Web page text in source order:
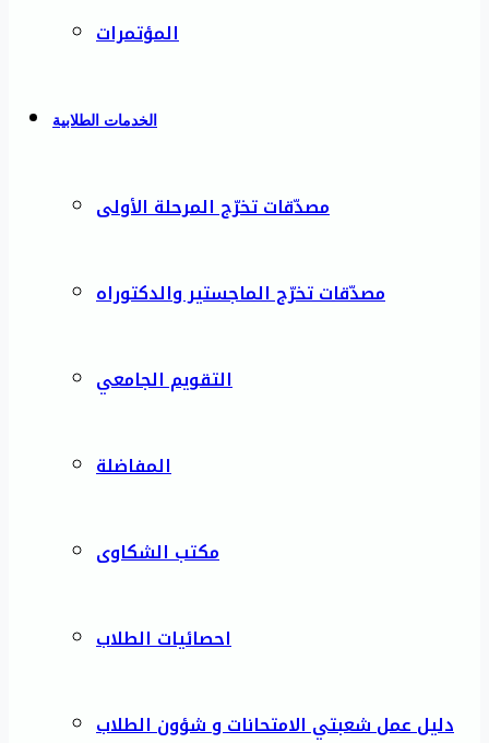
المؤتمرات
الخدمات الطلابية
مصدّقات تخرّج المرحلة الأولى
مصدّقات تخرّج الماجستير والدكتوراه
التقويم الجامعي
المفاضلة
مكتب الشكاوى
احصائيات الطلاب
دليل عمل شعبتي الامتحانات و شؤون الطلاب